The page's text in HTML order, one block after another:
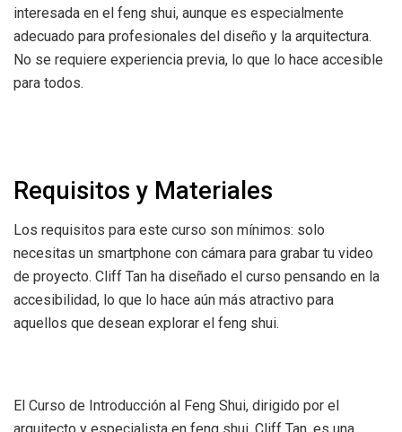
interesada en el feng shui, aunque es especialmente
adecuado para profesionales del diseño y la arquitectura.
No se requiere experiencia previa, lo que lo hace accesible
para todos.
Requisitos y Materiales
Los requisitos para este curso son mínimos: solo
necesitas un smartphone con cámara para grabar tu video
de proyecto. Cliff Tan ha diseñado el curso pensando en la
accesibilidad, lo que lo hace aún más atractivo para
aquellos que desean explorar el feng shui.
El Curso de Introducción al Feng Shui, dirigido por el